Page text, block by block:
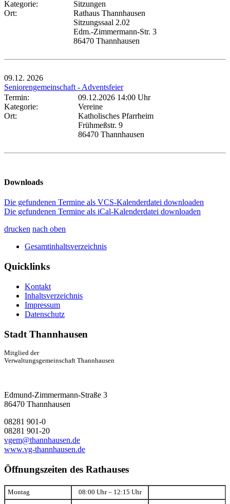
Kategorie:
Sitzungen
Ort:
Rathaus Thannhausen
Sitzungssaal 2.02
Edm.-Zimmermann-Str. 3
86470 Thannhausen
09.12. 2026
Seniorengemeinschaft - Adventsfeier
Termin:
09.12.2026 14:00 Uhr
Kategorie:
Vereine
Ort:
Katholisches Pfarrheim
Frühmeßstr. 9
86470 Thannhausen
Downloads
Die gefundenen Termine als VCS-Kalenderdatei downloaden
Die gefundenen Termine als iCal-Kalenderdatei downloaden
drucken nach oben
Gesamtinhaltsverzeichnis
Quicklinks
Kontakt
Inhaltsverzeichnis
Impressum
Datenschutz
Stadt Thannhausen
Mitglied der
Verwaltungsgemeinschaft Thannhausen
Edmund-Zimmermann-Straße 3
86470 Thannhausen
08281 901-0
08281 901-20
vgem@thannhausen.de
www.vg-thannhausen.de
Öffnungszeiten des Rathauses
Montag 08:00 Uhr – 12:15 Uhr